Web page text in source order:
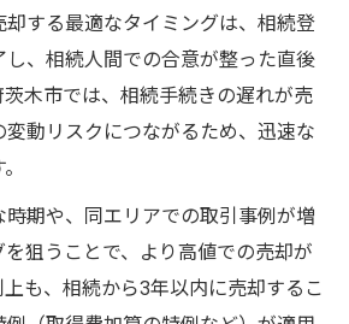
する最適なタイミングは、相続登
、相続人間での合意が整った直後
木市では、相続手続きの遅れが売
動リスクにつながるため、迅速な
期や、同エリアでの取引事例が増
狙うことで、より高値での売却が
も、相続から3年以内に売却するこ